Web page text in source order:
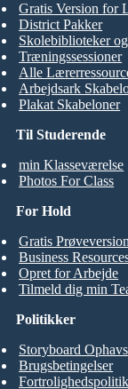
Til Studerende
min Klasseværelse
Photos For Class
Gratis Version for
District Pakker
Skolebiblioteker
Træningssessioner
Alle
Arbejdsark
Plakat Skabeloner
For Hold
Gratis
Business
Opret for Arbejde
Tilmeld dig min
Politikker
Storyboard
Brugsbetingelser
Fortrolighedspolitik